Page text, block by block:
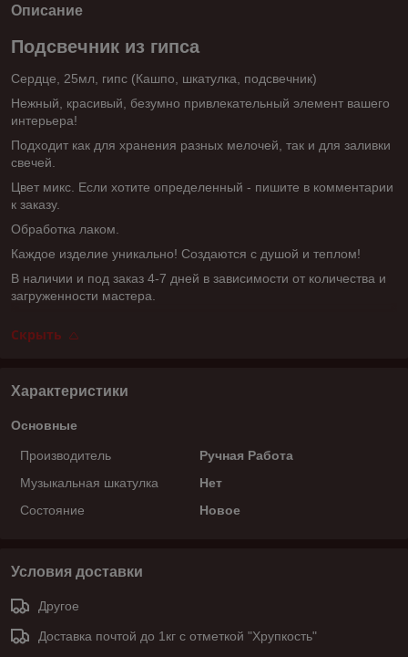
Описание
Подсвечник из гипса
Сердце, 25мл, гипс (Кашпо, шкатулка, подсвечник)
Нежный, красивый, безумно привлекательный элемент вашего
интерьера!
Подходит как для хранения разных мелочей, так и для заливки
свечей.
Цвет микс. Если хотите определенный - пишите в комментарии
к заказу.
Обработка лаком.
Каждое изделие уникально! Создаются с душой и теплом!
В наличии и под заказ 4-7 дней в зависимости от количества и
загруженности мастера.
Скрыть
Характеристики
Основные
Производитель
Ручная Работа
Музыкальная шкатулка
Нет
Состояние
Новое
Условия доставки
Другое
Доставка почтой до 1кг с отметкой "Хрупкость"